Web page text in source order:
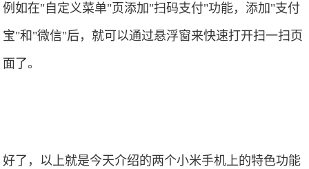
例如在"自定义菜单"页添加"扫码支付"功能，添加"支付
宝"和"微信"后，就可以通过悬浮窗来快速打开扫一扫页
面了。
好了，以上就是今天介绍的两个小米手机上的特色功能